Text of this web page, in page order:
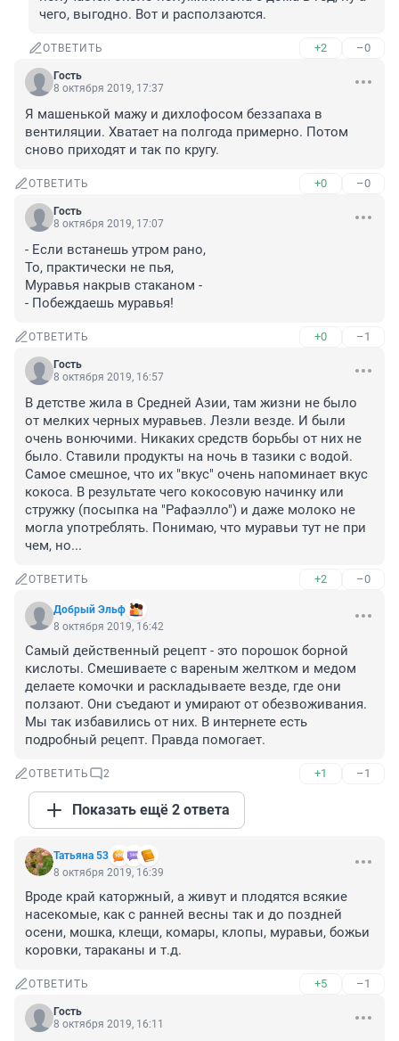
чего, выгодно. Вот и расползаются.
ОТВЕТИТЬ +2 –0
Гость
8 октября 2019, 17:37
Я машенькой мажу и дихлофосом беззапаха в
вентиляции. Хватает на полгода примерно. Потом
сново приходят и так по кругу.
ОТВЕТИТЬ +0 –0
Гость
8 октября 2019, 17:07
- Если встанешь утром рано,
То, практически не пья,
Муравья накрыв стаканом -
- Побеждаешь муравья!
ОТВЕТИТЬ +0 –1
Гость
8 октября 2019, 16:57
В детстве жила в Средней Азии, там жизни не было
от мелких черных муравьев. Лезли везде. И были
очень вонючими. Никаких средств борьбы от них не
было. Ставили продукты на ночь в тазики с водой.
Самое смешное, что их "вкус" очень напоминает вкус
кокоса. В результате чего кокосовую начинку или
стружку (посыпка на "Рафаэлло") и даже молоко не
могла употреблять. Понимаю, что муравьи тут не при
чем, но...
ОТВЕТИТЬ +2 –0
Добрый Эльф
8 октября 2019, 16:42
Самый действенный рецепт - это порошок борной
кислоты. Смешиваете с вареным желтком и медом
делаете комочки и раскладываете везде, где они
ползают. Они съедают и умирают от обезвоживания.
Мы так избавились от них. В интернете есть
подробный рецепт. Правда помогает.
ОТВЕТИТЬ 2 +1 –1
Показать ещё 2 ответа
Татьяна 53
8 октября 2019, 16:39
Вроде край каторжный, а живут и плодятся всякие
насекомые, как с ранней весны так и до поздней
осени, мошка, клещи, комары, клопы, муравьи, божьи
коровки, тараканы и т.д.
ОТВЕТИТЬ +5 –1
Гость
8 октября 2019, 16:11